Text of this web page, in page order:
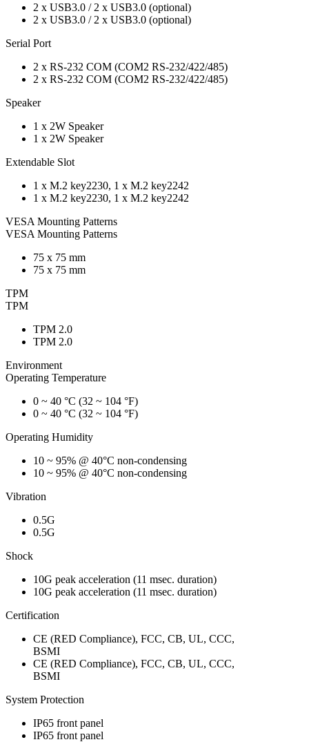
2 x USB3.0 / 2 x USB3.0 (optional)
2 x USB3.0 / 2 x USB3.0 (optional)
Serial Port
2 x RS-232 COM (COM2 RS-232/422/485)
2 x RS-232 COM (COM2 RS-232/422/485)
Speaker
1 x 2W Speaker
1 x 2W Speaker
Extendable Slot
1 x M.2 key2230, 1 x M.2 key2242
1 x M.2 key2230, 1 x M.2 key2242
VESA Mounting Patterns
VESA Mounting Patterns
75 x 75 mm
75 x 75 mm
TPM
TPM
TPM 2.0
TPM 2.0
Environment
Operating Temperature
0 ~ 40 °C (32 ~ 104 °F)
0 ~ 40 °C (32 ~ 104 °F)
Operating Humidity
10 ~ 95% @ 40°C non-condensing
10 ~ 95% @ 40°C non-condensing
Vibration
0.5G
0.5G
Shock
10G peak acceleration (11 msec. duration)
10G peak acceleration (11 msec. duration)
Certification
CE (RED Compliance), FCC, CB, UL, CCC,
BSMI
CE (RED Compliance), FCC, CB, UL, CCC,
BSMI
System Protection
IP65 front panel
IP65 front panel